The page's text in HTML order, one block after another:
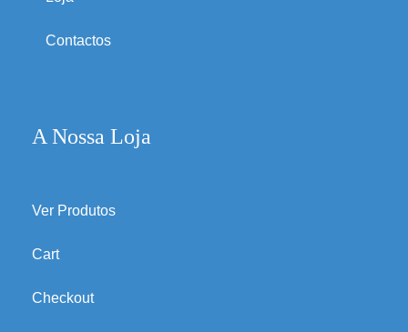
Contactos
A Nossa Loja
Ver Produtos
Cart
Checkout